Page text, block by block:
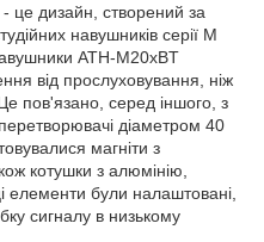
це дизайн, створений за
навушників серії M
ATH-M20xBT
від прослуховування, ніж
пов'язано, серед іншого, з
діаметром 40
магніти з
котушки з алюмінію,
елементи були налаштовані,
сигналу в низькому